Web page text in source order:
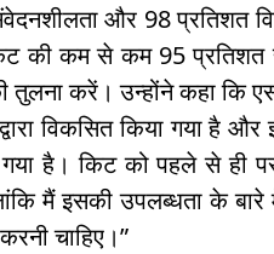
और 98 प्रतिशत
की कम से कम 95
तुलना करें। उन्होंने कहा कि
विकसित किया गया है
गया है। किट को पहले से ही
मैं इसकी उपलब्धता के
चाहिए।”